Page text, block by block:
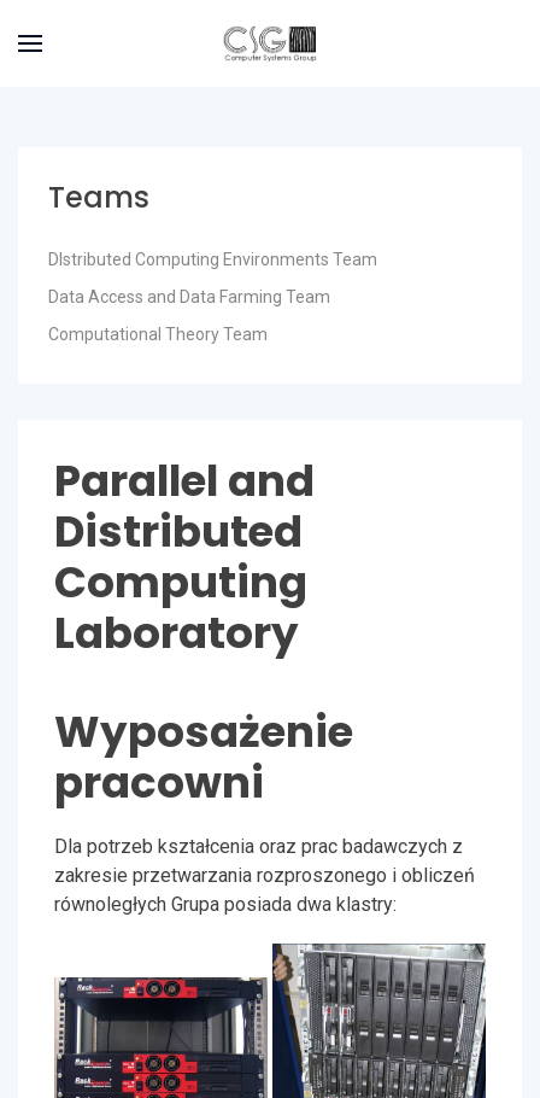
Teams
DIstributed Computing Environments Team
Data Access and Data Farming Team
Computational Theory Team
Parallel and
Distributed
Computing
Laboratory
Wyposażenie
pracowni
Dla potrzeb kształcenia oraz prac badawczych z
zakresie przetwarzania rozproszonego i obliczeń
równoległych Grupa posiada dwa klastry: